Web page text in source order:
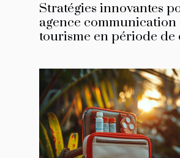
Stratégies innovantes
agence communication
tourisme en période de